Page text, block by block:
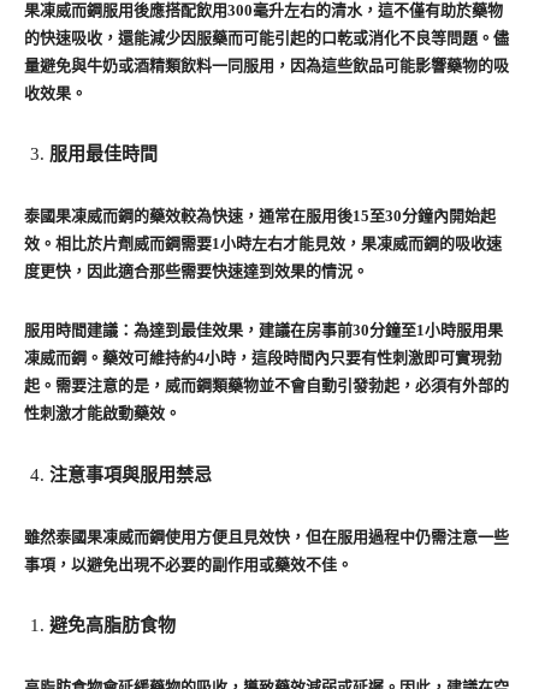
果凍威而鋼服用後應搭配飲用300毫升左右的清水，這不僅有助於藥物
的快速吸收，還能減少因服藥而可能引起的口乾或消化不良等問題。儘
量避免與牛奶或酒精類飲料一同服用，因為這些飲品可能影響藥物的吸
收效果。
服用最佳時間
泰國果凍威而鋼的藥效較為快速，通常在服用後15至30分鐘內開始起
效。相比於片劑威而鋼需要1小時左右才能見效，果凍威而鋼的吸收速
度更快，因此適合那些需要快速達到效果的情況。
服用時間建議：為達到最佳效果，建議在房事前30分鐘至1小時服用果
凍威而鋼。藥效可維持約4小時，這段時間內只要有性刺激即可實現勃
起。需要注意的是，威而鋼類藥物並不會自動引發勃起，必須有外部的
性刺激才能啟動藥效。
注意事項與服用禁忌
雖然泰國果凍威而鋼使用方便且見效快，但在服用過程中仍需注意一些
事項，以避免出現不必要的副作用或藥效不佳。
避免高脂肪食物